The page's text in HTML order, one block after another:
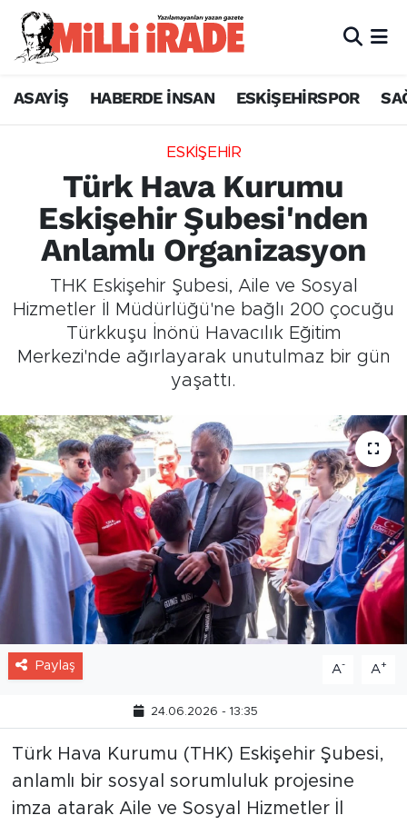
ASAYİŞ HABERDE İNSAN ESKİŞEHİRSPOR
ESKİŞEHİR
Türk Hava Kurumu
Eskişehir Şubesi'nden
Anlamlı Organizasyon
THK Eskişehir Şubesi, Aile ve Sosyal
Hizmetler İl Müdürlüğü'ne bağlı 200 çocuğu
Türkkuşu İnönü Havacılık Eğitim
Merkezi'nde ağırlayarak unutulmaz bir gün
yaşattı.
Paylaş A- A+
24.06.2026 - 13:35
Türk Hava Kurumu (THK) Eskişehir Şubesi,
anlamlı bir sosyal sorumluluk projesine
imza atarak Aile ve Sosyal Hizmetler İl